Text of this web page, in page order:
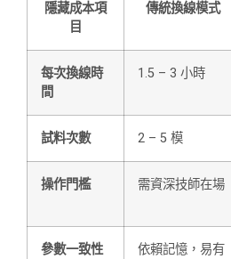
隱藏成本項
目
傳統換線模式
每次換線時
間
1.5 – 3 小時
試料次數 2 – 5 模
操作門檻 需資深技師在場
參數一致性
依賴記憶，易有